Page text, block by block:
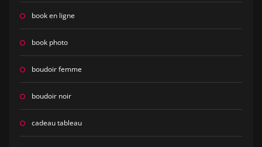
book en ligne
book photo
boudoir femme
boudoir noir
cadeau tableau